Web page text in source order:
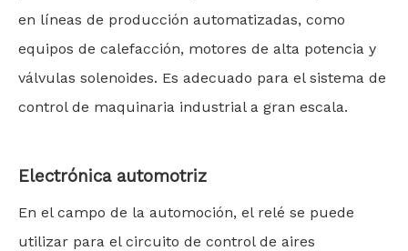
en líneas de producción automatizadas, como
equipos de calefacción, motores de alta potencia y
válvulas solenoides. Es adecuado para el sistema de
control de maquinaria industrial a gran escala.
Electrónica automotriz
En el campo de la automoción, el relé se puede
utilizar para el circuito de control de aires